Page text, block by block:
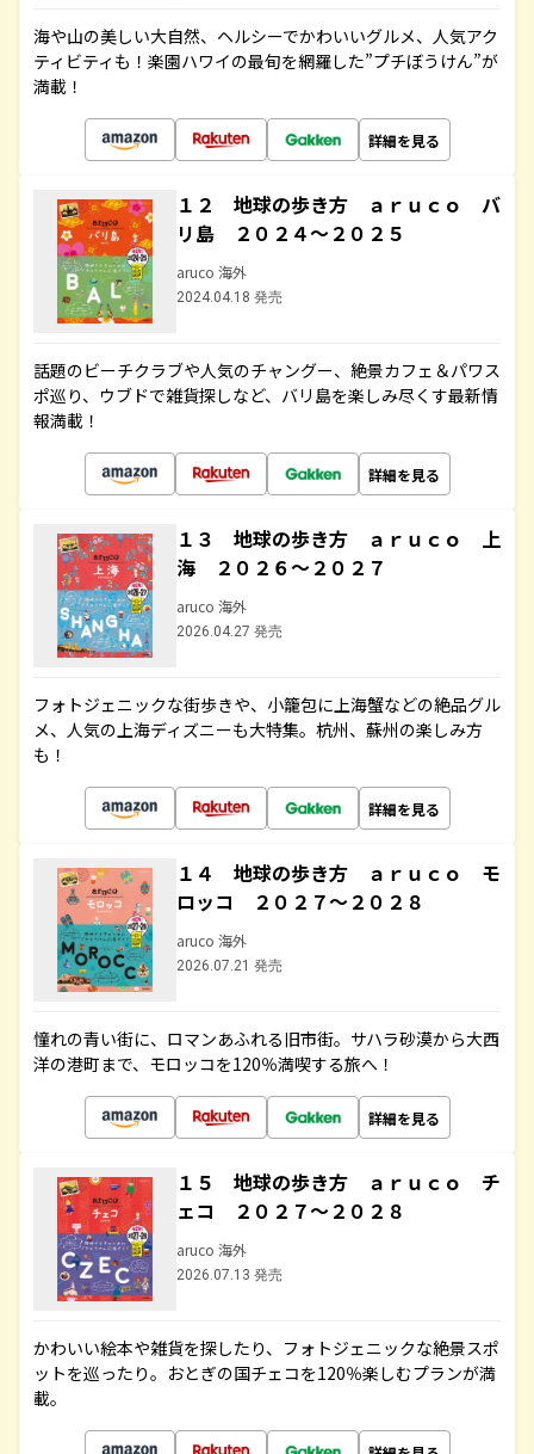
海や山の美しい大自然、ヘルシーでかわいいグルメ、人気アク
ティビティも！楽園ハワイの最旬を網羅した”プチぼうけん”が
満載！
詳細を見る
１２ 地球の歩き方 ａｒｕｃｏ バ
リ島 ２０２４～２０２５
aruco 海外
2024.04.18 発売
話題のビーチクラブや人気のチャングー、絶景カフェ＆パワス
ポ巡り、ウブドで雑貨探しなど、バリ島を楽しみ尽くす最新情
報満載！
詳細を見る
１３ 地球の歩き方 ａｒｕｃｏ 上
海 ２０２６～２０２７
aruco 海外
2026.04.27 発売
フォトジェニックな街歩きや、小籠包に上海蟹などの絶品グル
メ、人気の上海ディズニーも大特集。杭州、蘇州の楽しみ方
も！
詳細を見る
１４ 地球の歩き方 ａｒｕｃｏ モ
ロッコ ２０２７～２０２８
aruco 海外
2026.07.21 発売
憧れの青い街に、ロマンあふれる旧市街。サハラ砂漠から大西
洋の港町まで、モロッコを120％満喫する旅へ！
詳細を見る
１５ 地球の歩き方 ａｒｕｃｏ チ
ェコ ２０２７～２０２８
aruco 海外
2026.07.13 発売
かわいい絵本や雑貨を探したり、フォトジェニックな絶景スポ
ットを巡ったり。おとぎの国チェコを120％楽しむプランが満
載。